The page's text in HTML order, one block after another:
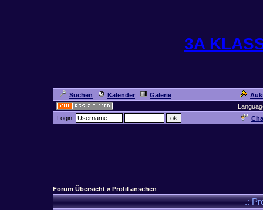
3A
Suchen Kalender Galerie
Login:
Forum Übersicht » Profil ansehen
.: